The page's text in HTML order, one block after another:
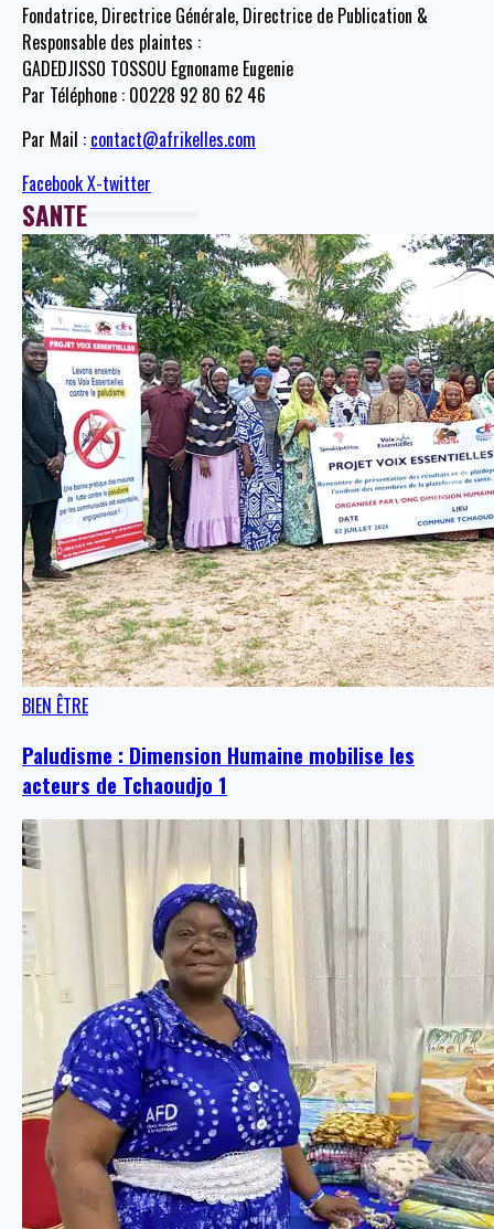
Fondatrice, Directrice Générale, Directrice de Publication &
Responsable des plaintes :
GADEDJISSO TOSSOU Egnoname Eugenie
Par Téléphone : 00228 92 80 62 46
Par Mail : contact@afrikelles.com
FacebookX-twitter
SANTE
BIEN ÊTRE
Paludisme : Dimension Humaine mobilise les
acteurs de Tchaoudjo 1